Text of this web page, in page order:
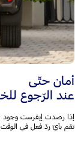
أمان حتّى
عند الرّجوع
إذا رصدت إيفرست وجود
تقم بأيّ ردّ فعل في